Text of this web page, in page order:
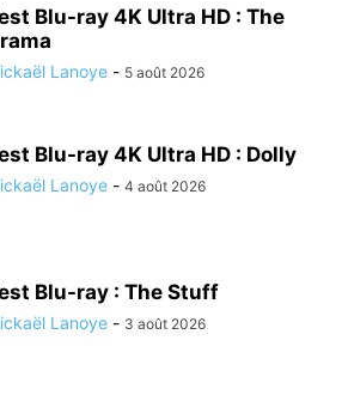
Blu-ray 4K Ultra HD : The
Lanoye - 5 août 2026
Blu-ray 4K Ultra HD : Dolly
Lanoye - 4 août 2026
Blu-ray : The Stuff
Lanoye - 3 août 2026